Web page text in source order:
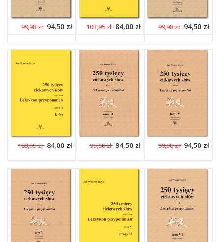
99,98 zł 94,50 zł 103,95 zł 84,00 zł 99,98 zł 94,50 zł
103,95 zł 84,00 zł 99,98 zł 94,50 zł 99,98 zł 94,50 zł